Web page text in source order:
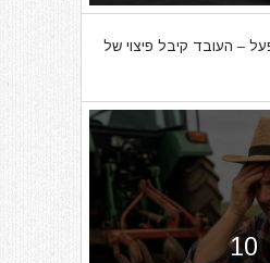
– העובד קיבל פיצוי של
10